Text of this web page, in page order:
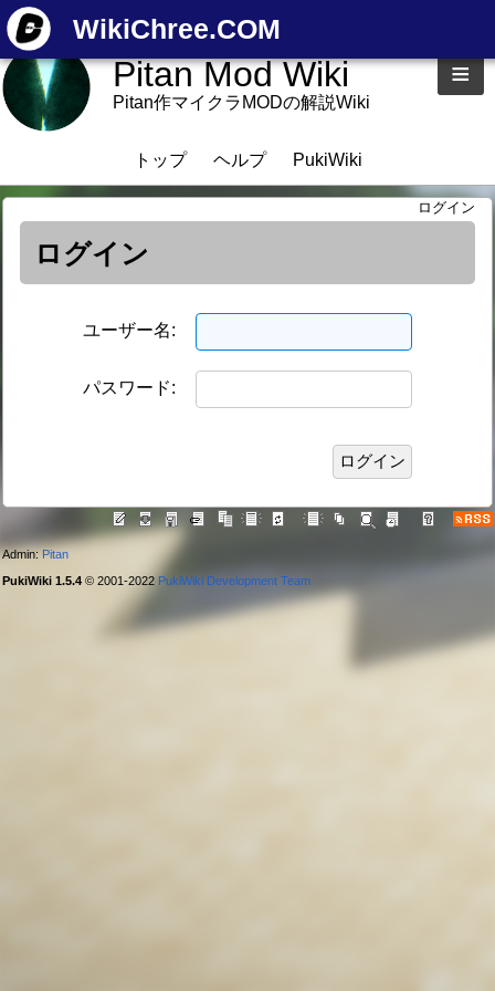
WikiChree.COM
Pitan Mod Wiki
Pitan作マイクラMODの解説Wiki
≡
トップ ヘルプ PukiWiki
ログイン
ログイン
ユーザー名:
パスワード:
Admin:Pitan
PukiWiki 1.5.4 © 2001-2022PukiWiki Development Team